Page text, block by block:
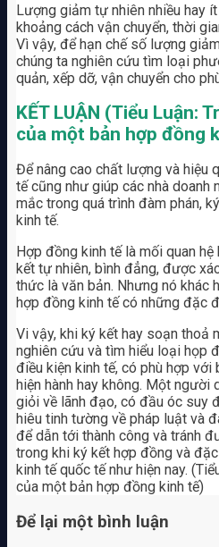
Lượng giảm tự nhiên nhiều hay
khoảng cách vận chuyển, thời
Vì vậy, để hạn chế số lượng
chúng ta nghiên cứu tìm loại
quản, xếp dỡ, vận chuyển cho
KẾT LUẬN (Tiểu Luận:
của một bản hợp đồng
Để nâng cao chất lượng và hiệu
tế cũng như giúp các nhà doanh
mắc trong quá trình đàm phán,
kinh tế.
Hợp đồng kinh tế là mối quan
kết tự nhiên, bình đẳng, được
thức là văn bản. Nhưng nó khác
hợp đồng kinh tế có những đặc
Vi vậy, khi ký kết hay soạn thoả
nghiên cứu và tìm hiểu loại họp
điều kiện kinh tế, có phù hợp với
hiện hành hay không. Một người
giỏi về lãnh đạo, có đầu óc suy
hiêu tinh tường về pháp luật và
để dẫn tới thành công và tránh
trong khi ký kết hợp đồng và
kinh tế quốc tế như hiện nay.
của một bản hợp đồng kinh tế)
Để lại một bình luận